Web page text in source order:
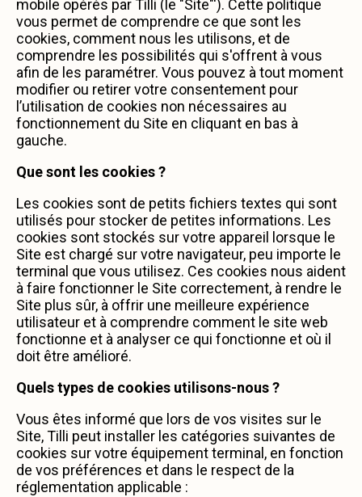
mobile opérés par Tilli (le "Site"'). Cette politique
vous permet de comprendre ce que sont les
cookies, comment nous les utilisons, et de
comprendre les possibilités qui s'offrent à vous
afin de les paramétrer. Vous pouvez à tout moment
modifier ou retirer votre consentement pour
l’utilisation de cookies non nécessaires au
fonctionnement du Site en cliquant en bas à
gauche.
Que sont les cookies ?
Les cookies sont de petits fichiers textes qui sont
utilisés pour stocker de petites informations. Les
cookies sont stockés sur votre appareil lorsque le
Site est chargé sur votre navigateur, peu importe le
terminal que vous utilisez. Ces cookies nous aident
à faire fonctionner le Site correctement, à rendre le
Site plus sûr, à offrir une meilleure expérience
utilisateur et à comprendre comment le site web
fonctionne et à analyser ce qui fonctionne et où il
doit être amélioré.
Quels types de cookies utilisons-nous ?
Vous êtes informé que lors de vos visites sur le
Site, Tilli peut installer les catégories suivantes de
cookies sur votre équipement terminal, en fonction
de vos préférences et dans le respect de la
réglementation applicable :